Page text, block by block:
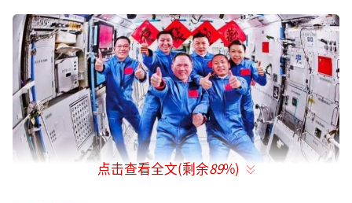
点击查看全文(剩余89%)